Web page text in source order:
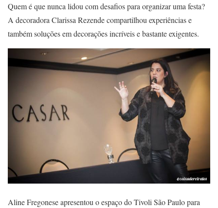
Quem é que nunca lidou com desafios para organizar uma festa?
A decoradora Clarissa Rezende compartilhou experiências e
também soluções em decorações incríveis e bastante exigentes.
Aline Fregonese apresentou o espaço do Tivoli São Paulo para